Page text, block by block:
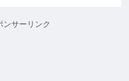
Storeです。お...
ンサーリンク